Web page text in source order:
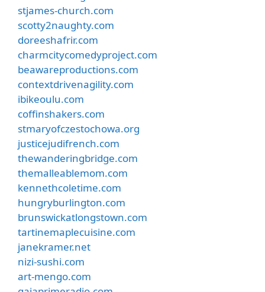
stjames-church.com
scotty2naughty.com
doreeshafrir.com
charmcitycomedyproject.com
beawareproductions.com
contextdrivenagility.com
ibikeoulu.com
coffinshakers.com
stmaryofczestochowa.org
justicejudifrench.com
thewanderingbridge.com
themalleablemom.com
kennethcoletime.com
hungryburlington.com
brunswickatlongstown.com
tartinemaplecuisine.com
janekramer.net
nizi-sushi.com
art-mengo.com